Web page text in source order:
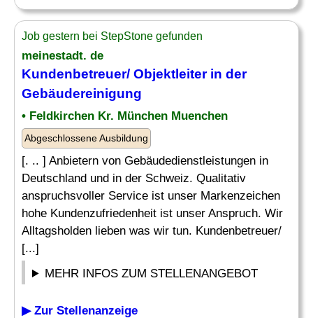
Job gestern bei StepStone gefunden
meinestadt. de
Kundenbetreuer/ Objektleiter in der
Gebäudereinigung
• Feldkirchen Kr. München Muenchen
Abgeschlossene Ausbildung
[. .. ] Anbietern von Gebäudedienstleistungen in
Deutschland und in der Schweiz. Qualitativ
anspruchsvoller Service ist unser Markenzeichen
hohe Kundenzufriedenheit ist unser Anspruch. Wir
Alltagsholden lieben was wir tun. Kundenbetreuer/
[...]
MEHR INFOS ZUM STELLENANGEBOT
▶ Zur Stellenanzeige